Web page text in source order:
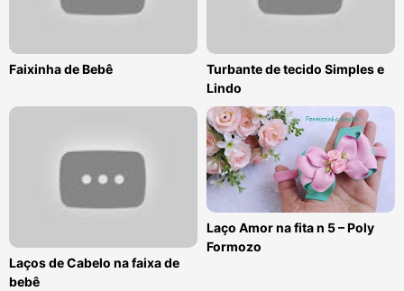
Faixinha de Bebê
Turbante de tecido Simples e
Lindo
Laços de Cabelo na faixa de
bebê
Laço Amor na fita n 5 – Poly
Formozo